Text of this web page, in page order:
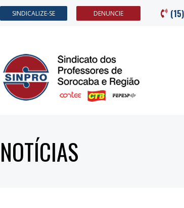
SINDICALIZE-SE DENUNCIE
NOTÍCIAS